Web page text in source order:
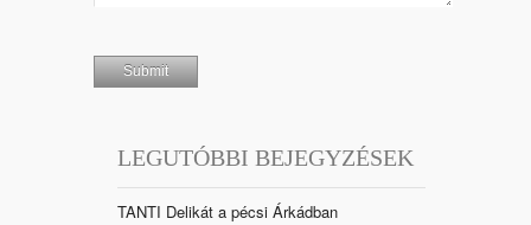
LEGUTÓBBI BEJEGYZÉSEK
TANTI Delikát a pécsi Árkádban